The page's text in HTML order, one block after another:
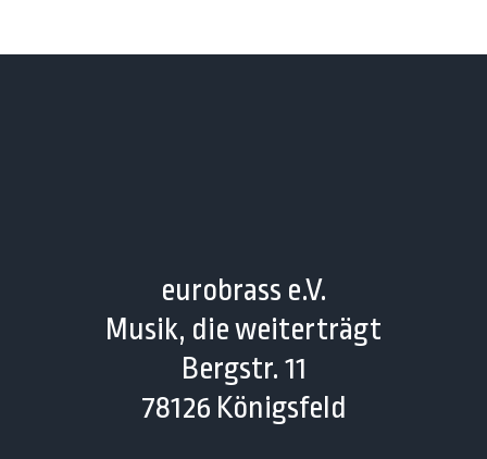
eurobrass e.V.
Musik, die weiterträgt
Bergstr. 11
78126 Königsfeld